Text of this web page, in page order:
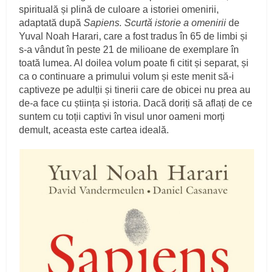
spirituală și plină de culoare a istoriei omenirii,
adaptată dupăSapiens. Scurtă istorie a omenirii de
Yuval Noah Harari, care a fost tradus în 65 de limbi și
s-a vândut în peste 21 de milioane de exemplare în
toată lumea. Al doilea volum poate fi citit și separat, și
ca o continuare a primului volum și este menit să-i
captiveze pe adulții și tinerii care de obicei nu prea au
de-a face cu știința și istoria. Dacă doriți să aflați de ce
suntem cu toții captivi în visul unor oameni morți
demult, aceasta este cartea ideală.